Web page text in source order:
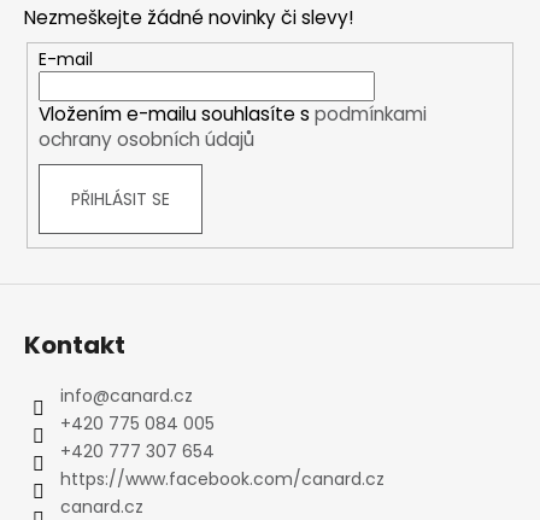
Nezmeškejte žádné novinky či slevy!
E-mail
Vložením e-mailu souhlasíte s podmínkami
ochrany osobních údajů
PŘIHLÁSIT SE
Kontakt
info@canard.cz
+420 775 084 005
+420 777 307 654
https://www.facebook.com/canard.cz
canard.cz